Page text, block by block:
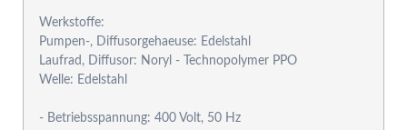
Werkstoffe:
Pumpen-, Diffusorgehaeuse: Edelstahl
Laufrad, Diffusor: Noryl - Technopolymer PPO
Welle: Edelstahl
- Betriebsspannung: 400 Volt, 50 Hz